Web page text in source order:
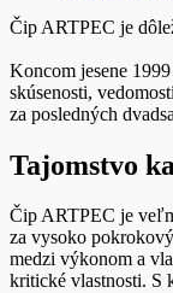
Čip ARTPEC je
Koncom jesene
skúsenosti,
za posledných
Tajomstvo
Čip ARTPEC je
za vysoko
medzi výkonom a
kritické vlastnosti. S